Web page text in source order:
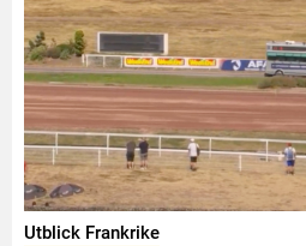
Utblick Frankrike